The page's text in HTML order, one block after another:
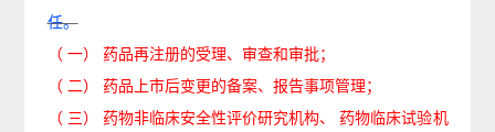
任。
（ 一）
药品再注册的受理、审查和审批；
（ 二）
药品上市后变更的备案、报告事项管理；
（ 三） 药物非临床安全性评价研究机构、
药物临床试验机